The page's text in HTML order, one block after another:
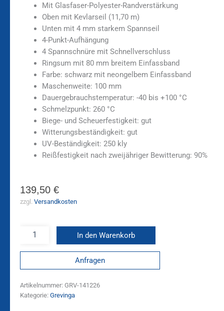
Mit Glasfaser-Polyester-Randverstärkung
Oben mit Kevlarseil (11,70 m)
Unten mit 4 mm starkem Spannseil
4-Punkt-Aufhängung
4 Spannschnüre mit Schnellverschluss
Ringsum mit 80 mm breitem Einfassband
Farbe: schwarz mit neongelbem Einfassband
Maschenweite: 100 mm
Dauergebrauchstemperatur: -40 bis +100 °C
Schmelzpunkt: 260 °C
Biege- und Scheuerfestigkeit: gut
Witterungsbeständigkeit: gut
UV-Beständigkeit: 250 kly
Reißfestigkeit nach zweijähriger Bewitterung: 90%
139,50 €
zzgl. Versandkosten
In den Warenkorb
Anfragen
Artikelnummer: GRV-141226
Kategorie: Grevinga